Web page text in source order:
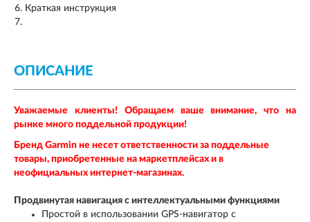
Краткая инструкция
ОПИСАНИЕ
Уважаемые клиенты! Обращаем ваше внимание, что на
рынке много поддельной продукции!
Бренд Garmin не несет ответственности за поддельные
товары, приобретенные на маркетплейсах и в
неофициальных интернет-магазинах.
Продвинутая навигация с интеллектуальными функциями
Простой в использовании GPS-навигатор с